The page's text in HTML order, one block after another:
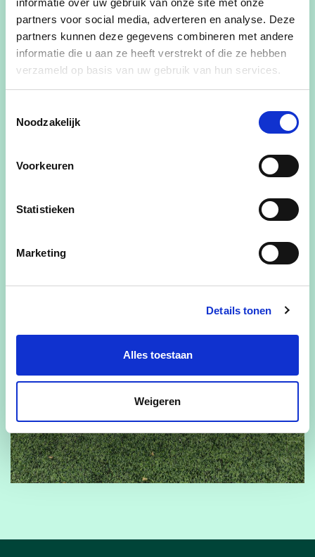
partners voor social media, adverteren en analyse. Deze
partners kunnen deze gegevens combineren met andere
informatie die u aan ze heeft verstrekt of die ze hebben
verzameld op basis van uw gebruik van hun services.
Noodzakelijk
Voorkeuren
Statistieken
Marketing
Details tonen
Alles toestaan
Weigeren